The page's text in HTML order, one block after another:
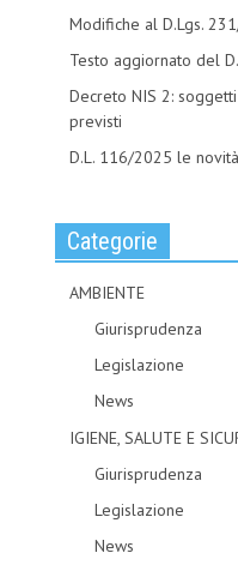
Modifiche al D.Lgs.
Testo aggiornato del
Decreto NIS 2:
previsti
D.L. 116/2025 le
Categorie
AMBIENTE
Giurisprudenza
Legislazione
News
IGIENE, SALUTE E
Giurisprudenza
Legislazione
News